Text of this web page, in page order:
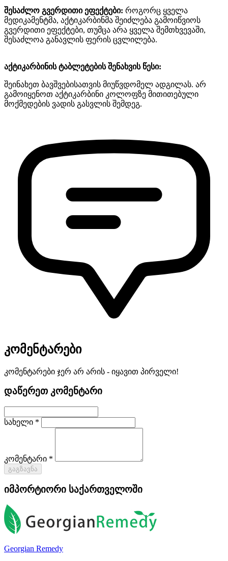
შესაძლო გვერდითი ეფექტები: როგორც ყველა
მედიკამენტმა, აქტიკარბინმა შეიძლება გამოიწვიოს
გვერდითი ეფექტები, თუმცა არა ყველა შემთხვევაში,
შესაძლოა განავლის ფერის ცვლილება.
აქტიკარბინისტაბლეტების შენახვის წესი:
შეინახეთ ბავშვებისათვის მიუწვდომელ ადგილას. არ
გამოიყენოთ აქტიკარბინი კოლოფზე მითითებული
მოქმედების ვადის გასვლის შემდეგ.
კომენტარები
კომენტარები ჯერ არ არის - იყავით პირველი!
დაწერეთ კომენტარი
სახელი *
კომენტარი *
გაგზავნა
იმპორტიორი საქართველოში
Georgian Remedy